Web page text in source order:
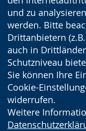
und zu
werden. Bitte
Drittanbietern
auch in
Schutzniveau
Sie können Ihre
Cookie-
widerrufen.
Weitere